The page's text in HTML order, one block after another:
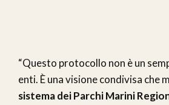
“Questo protocollo non è un
enti. È una visione condivisa che
sistema dei Parchi Marini